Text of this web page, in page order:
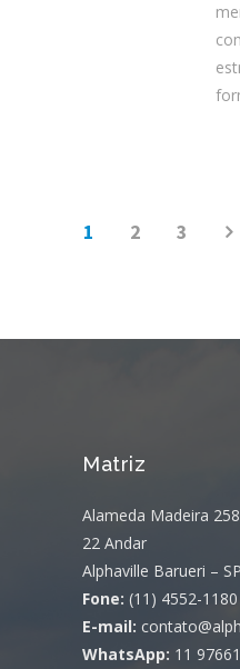
1 2 3
Matriz
Alameda Madeira
22 Andar
Alphaville Barueri – SP
Fone: (11) 4552-1180
E-mail:
WhatsApp: 11